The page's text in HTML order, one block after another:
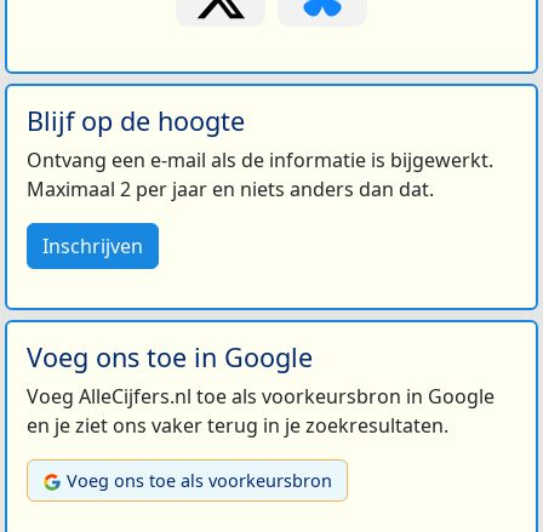
Blijf op de hoogte
Ontvang een e-mail als de informatie is bijgewerkt.
Maximaal 2 per jaar en niets anders dan dat.
Inschrijven
Voeg ons toe in Google
Voeg AlleCijfers.nl toe als voorkeursbron in Google
en je ziet ons vaker terug in je zoekresultaten.
Voeg ons toe als voorkeursbron